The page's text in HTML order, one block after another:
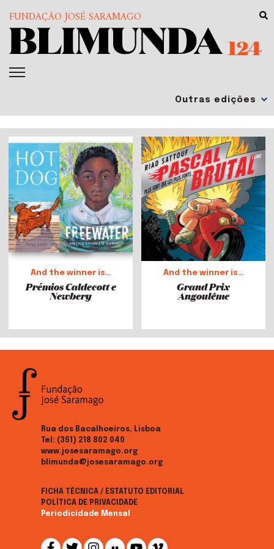
FUNDAÇÃO JOSÉ SARAMAGO
124
And the winner is…
Prémios Caldecott e
Newbery
And the winner is…
Grand Prix
Angoulême
Rua dos Bacalhoeiros, Lisboa
Tel: (351) 218 802 040
www.josesaramago.org
blimunda@josesaramago.org
FICHA TÉCNICA / ESTATUTO EDITORIAL
POLÍTICA DE PRIVACIDADE
Periodicidade Mensal